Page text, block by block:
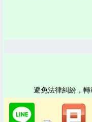
避免法律糾紛，轉